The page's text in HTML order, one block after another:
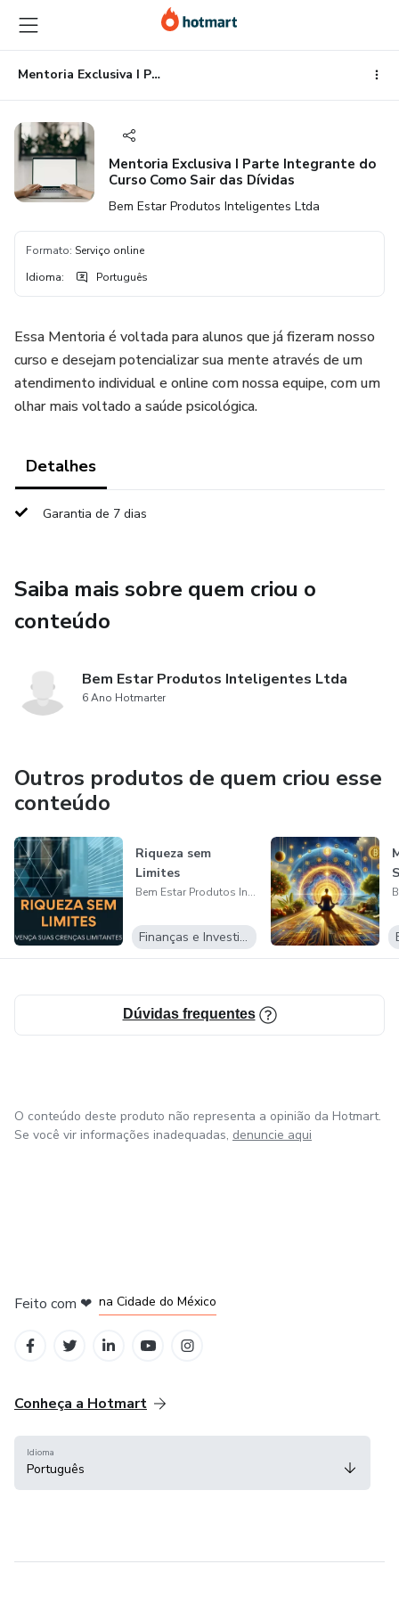
para
o
conteúdo
principal
para
o
pagamento
para
o
rodapé
Mentoria Exclusiva I Parte Integrante do Curso Como Sair das Dívidas
Mentoria Exclusiva I Parte Integrante do
Curso Como Sair das Dívidas
Bem Estar Produtos Inteligentes Ltda
Formato: Serviço online
Idioma: Português
Essa Mentoria é voltada para alunos que já fizeram nosso
curso e desejam potencializar sua mente através de um
atendimento individual e online com nossa equipe, com um
olhar mais voltado a saúde psicológica.
Detalhes
Garantia de 7 dias
Saiba mais sobre quem criou o
conteúdo
Bem Estar Produtos Inteligentes Ltda
6 Ano Hotmarter
Outros produtos de quem criou esse
conteúdo
Riqueza sem
Limites
Bem Estar Produtos Inteligentes Ltda
Finanças e Investimentos
Dúvidas frequentes
O conteúdo deste produto não representa a opinião da Hotmart.
Se você vir informações inadequadas, denuncie aqui
Feito com ❤ na Cidade do México
Conheça a Hotmart
Idioma
Português